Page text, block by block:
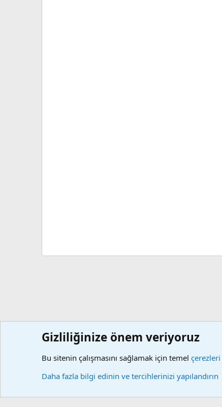
Resmi Yazışma Örnekleri
Gizliliğinize önem veriyoruz
Bu sitenin çalışmasını sağlamak için temel çerezleri
Daha fazla bilgi edinin ve tercihlerinizi yapılandırın